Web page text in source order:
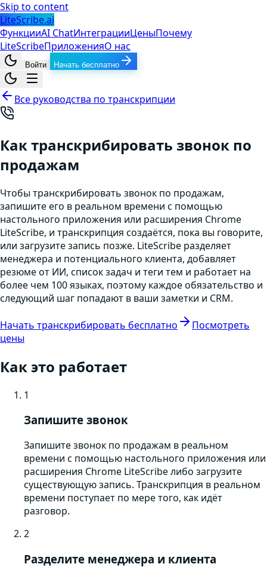
Skip to content
LiteScribe.ai
ФункцииAI ChatИнтеграцииЦеныПочему
LiteScribeПриложенияО нас
Войти Начать бесплатно
Все руководства по транскрипции
Как транскрибировать звонок по
продажам
Чтобы транскрибировать звонок по продажам,
запишите его в реальном времени с помощью
настольного приложения или расширения Chrome
LiteScribe, и транскрипция создаётся, пока вы говорите,
или загрузите запись позже. LiteScribe разделяет
менеджера и потенциального клиента, добавляет
резюме от ИИ, список задач и теги тем и работает на
более чем 100 языках, поэтому каждое обязательство и
следующий шаг попадают в ваши заметки и CRM.
Начать транскрибировать бесплатно
Посмотреть
цены
Как это работает
1
Запишите звонок
Запишите звонок по продажам в реальном
времени с помощью настольного приложения или
расширения Chrome LiteScribe либо загрузите
существующую запись. Транскрипция в реальном
времени поступает по мере того, как идёт
разговор.
2
Разделите менеджера и клиента